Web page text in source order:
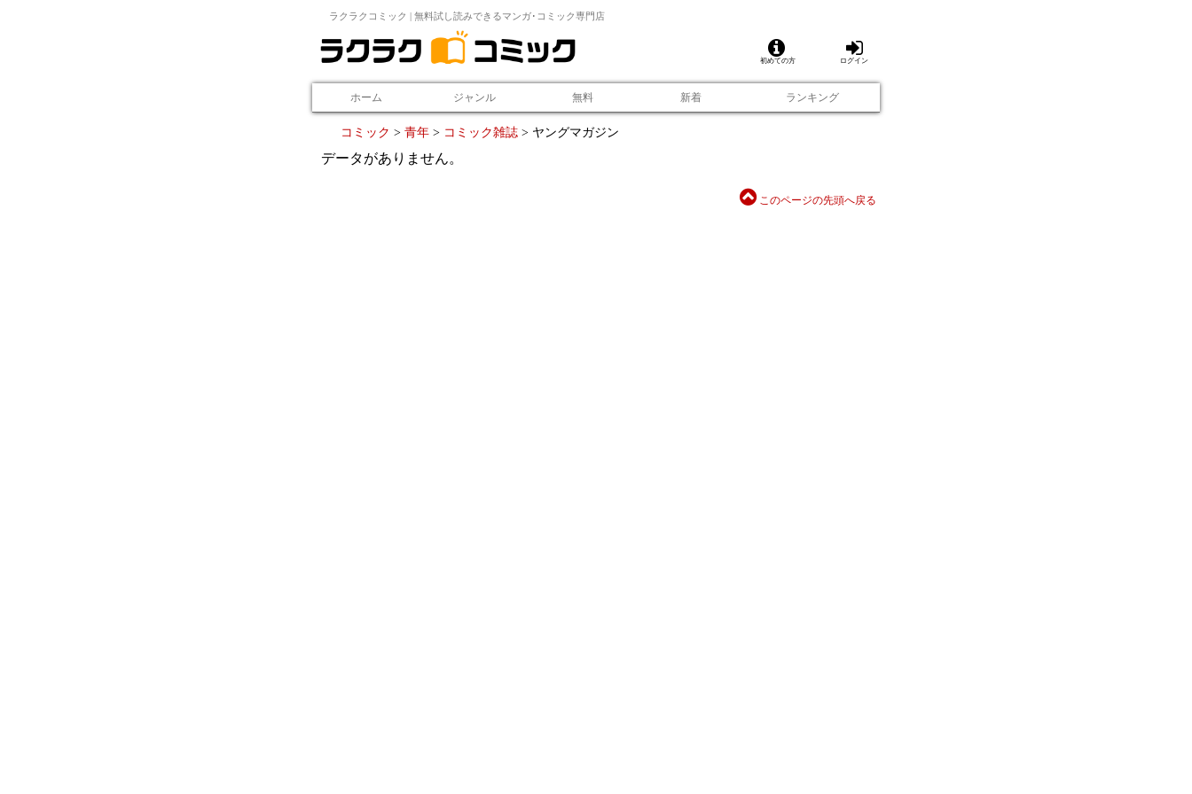
ラクラクコミック | 無料試し読みできるマンガ･コミック専門店
初めての方 ログイン
ホーム ジャンル 無料 新着 ランキング
コミック > 青年 > コミック雑誌 > ヤングマガジン
データがありません。
このページの先頭へ戻る